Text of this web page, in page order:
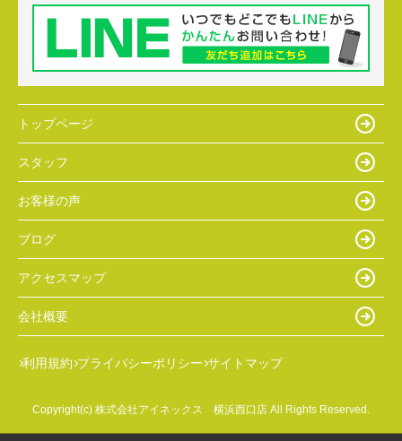
トップページ
スタッフ
お客様の声
ブログ
アクセスマップ
会社概要
利用規約 プライバシーポリシー サイトマップ
Copyright(c) 株式会社アイネックス 横浜西口店 All Rights Reserved.